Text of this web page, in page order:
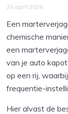
26 april 2026
Een
chemische
een
van je auto
op een rij,
frequentie-
Hier alvast de